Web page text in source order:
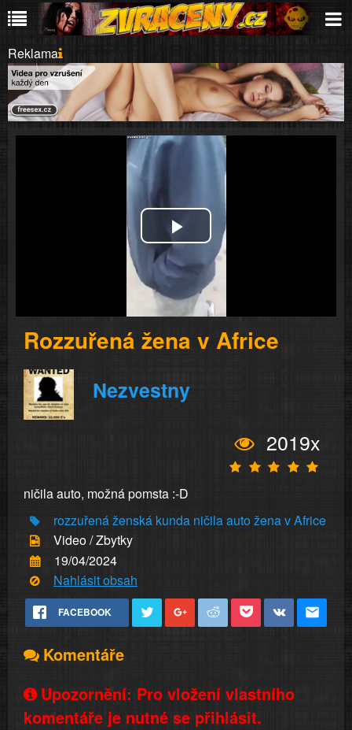
Reklama
Play
Video
Rozzuřená žena v Africe
Nezvestny
2019x
ničila auto, možná pomsta :-D
rozzuřená ženská kunda ničila autožena v Africe
Video / Zbytky
19/04/2024
Nahlásit obsah
FACEBOOK
Komentáře
Upozornění: Pro vložení vlastního
komentáře je nutné se přihlásit.